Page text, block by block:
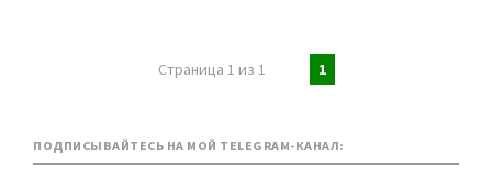
Страница 1 из 1 1
ПОДПИСЫВАЙТЕСЬ НА МОЙ TELEGRAM-КАНАЛ: